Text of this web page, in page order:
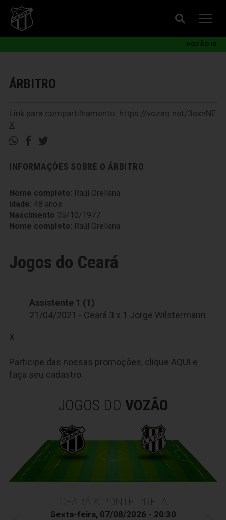
VOZÃO ID
ÁRBITRO
Link para compartilhamento: https://vozao.net/3exnNE
X
INFORMAÇÕES SOBRE O ÁRBITRO
Nome completo: Raúl Orellana
Idade: 48 anos
Nascimento 05/10/1977
Nome completo: Raúl Orellana
Jogos do Ceará
Assistente 1 (1)
21/04/2021 - Ceará 3 x 1 Jorge Wilstermann
X
Participe das nossas promoções, clique AQUI e
faça seu cadastro.
JOGOS DO VOZÃO
CEARÁ X PONTE PRETA
Sexta-feira, 07/08/2026 - 20:30